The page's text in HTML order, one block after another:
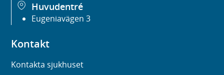
Huvudentré
Eugeniavägen 3
Kontakt
Kontakta sjukhuset